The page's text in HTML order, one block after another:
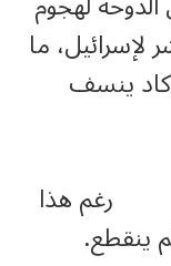
ما
ينسف
ينقطع.